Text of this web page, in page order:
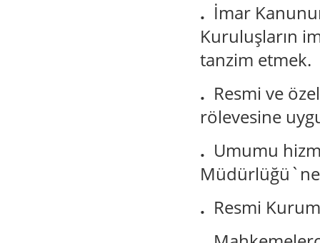
. İmar
Kuruluşların
tanzim etmek.
. Resmi ve
rölevesine
. Umumu
Müdürlüğü`ne
. Resmi